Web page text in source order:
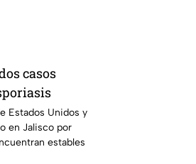
casos
Estados Unidos y
en Jalisco por
estables